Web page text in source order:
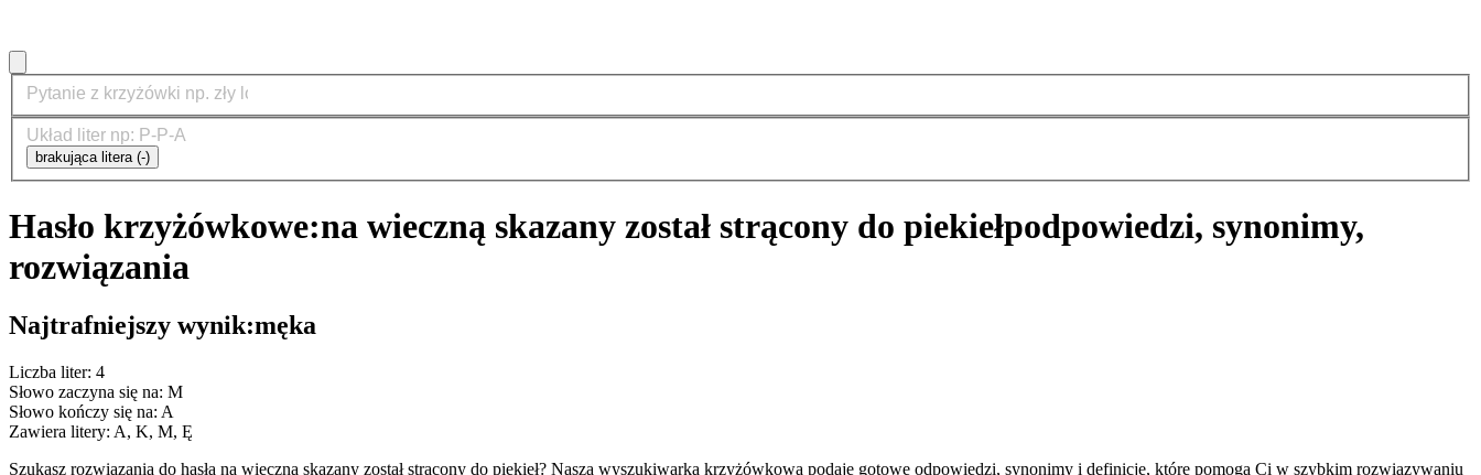
brakująca litera (-)
Hasło krzyżówkowe:na wieczną skazany został strącony do piekiełpodpowiedzi, synonimy,
rozwiązania
Najtrafniejszy wynik:męka
Liczba liter: 4
Słowo zaczyna się na: M
Słowo kończy się na: A
Zawiera litery: A, K, M, Ę
Szukasz rozwiązania do hasła na wieczną skazany został strącony do piekieł? Nasza wyszukiwarka krzyżówkowa podaje gotowe odpowiedzi, synonimy i definicje, które pomogą Ci w szybkim rozwiązywaniu